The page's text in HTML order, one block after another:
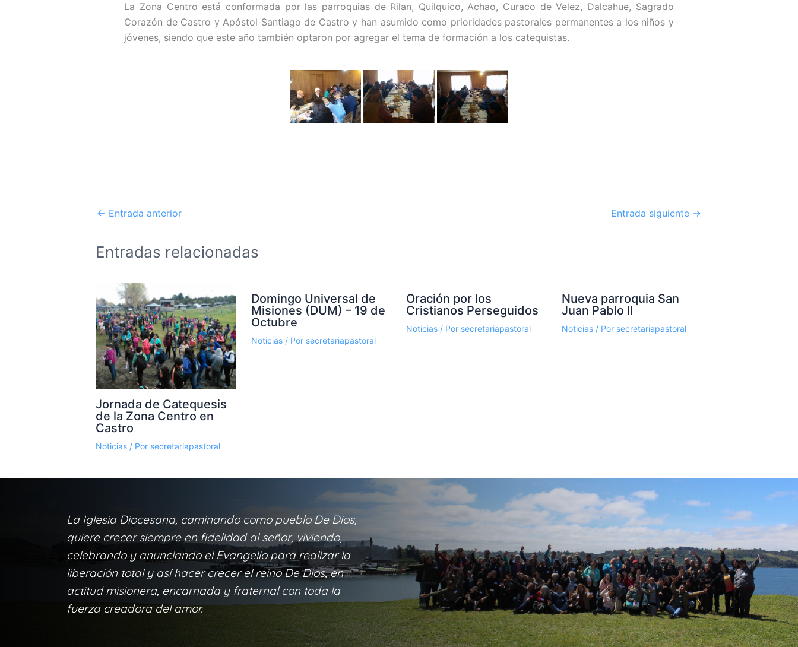
La Zona Centro está conformada por las parroquias de Rilan, Quilquico, Achao, Curaco de Velez, Dalcahue, Sagrado
Corazón de Castro y Apóstol Santiago de Castro y han asumido como prioridades pastorales permanentes a los niños y
jóvenes, siendo que este año también optaron por agregar el tema de formación a los catequistas.
← Entrada anterior Entrada siguiente →
Entradas relacionadas
Jornada de Catequesis
de la Zona Centro en
Castro
Noticias / Por secretariapastoral
Domingo Universal de
Misiones (DUM) – 19 de
Octubre
Noticias/ Por secretariapastoral
Oración por los
Cristianos Perseguidos
Noticias / Por secretariapastoral
Nueva parroquia San
Juan Pablo II
Noticias / Por secretariapastoral
La Iglesia Diocesana, caminando como pueblo De Dios,
quiere crecer siempre en fidelidad al señor, viviendo,
celebrando y anunciando el Evangelio para realizar la
liberación total y así hacer crecer el reino De Dios, en
actitud misionera, encarnada y fraternal con toda la
fuerza creadora del amor.